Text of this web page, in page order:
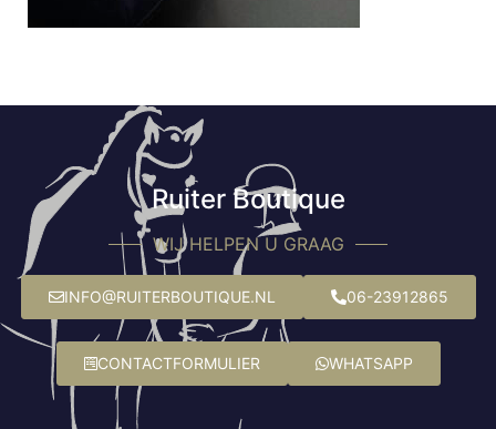
Ruiter Boutique
WIJ HELPEN U GRAAG
INFO@RUITERBOUTIQUE.NL 06-23912865
CONTACTFORMULIER WHATSAPP